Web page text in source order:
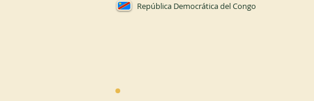
República Democrática del Congo